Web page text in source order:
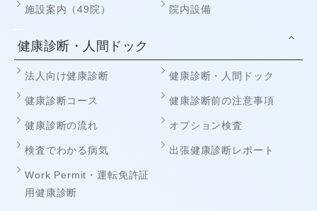
施設案内（49院） 院内設備
健康診断・人間ドック
法人向け健康診断 健康診断・人間ドック
健康診断コース 健康診断前の注意事項
健康診断の流れ オプション検査
検査でわかる病気 出張健康診断レポート
Work Permit・運転免許証
用健康診断